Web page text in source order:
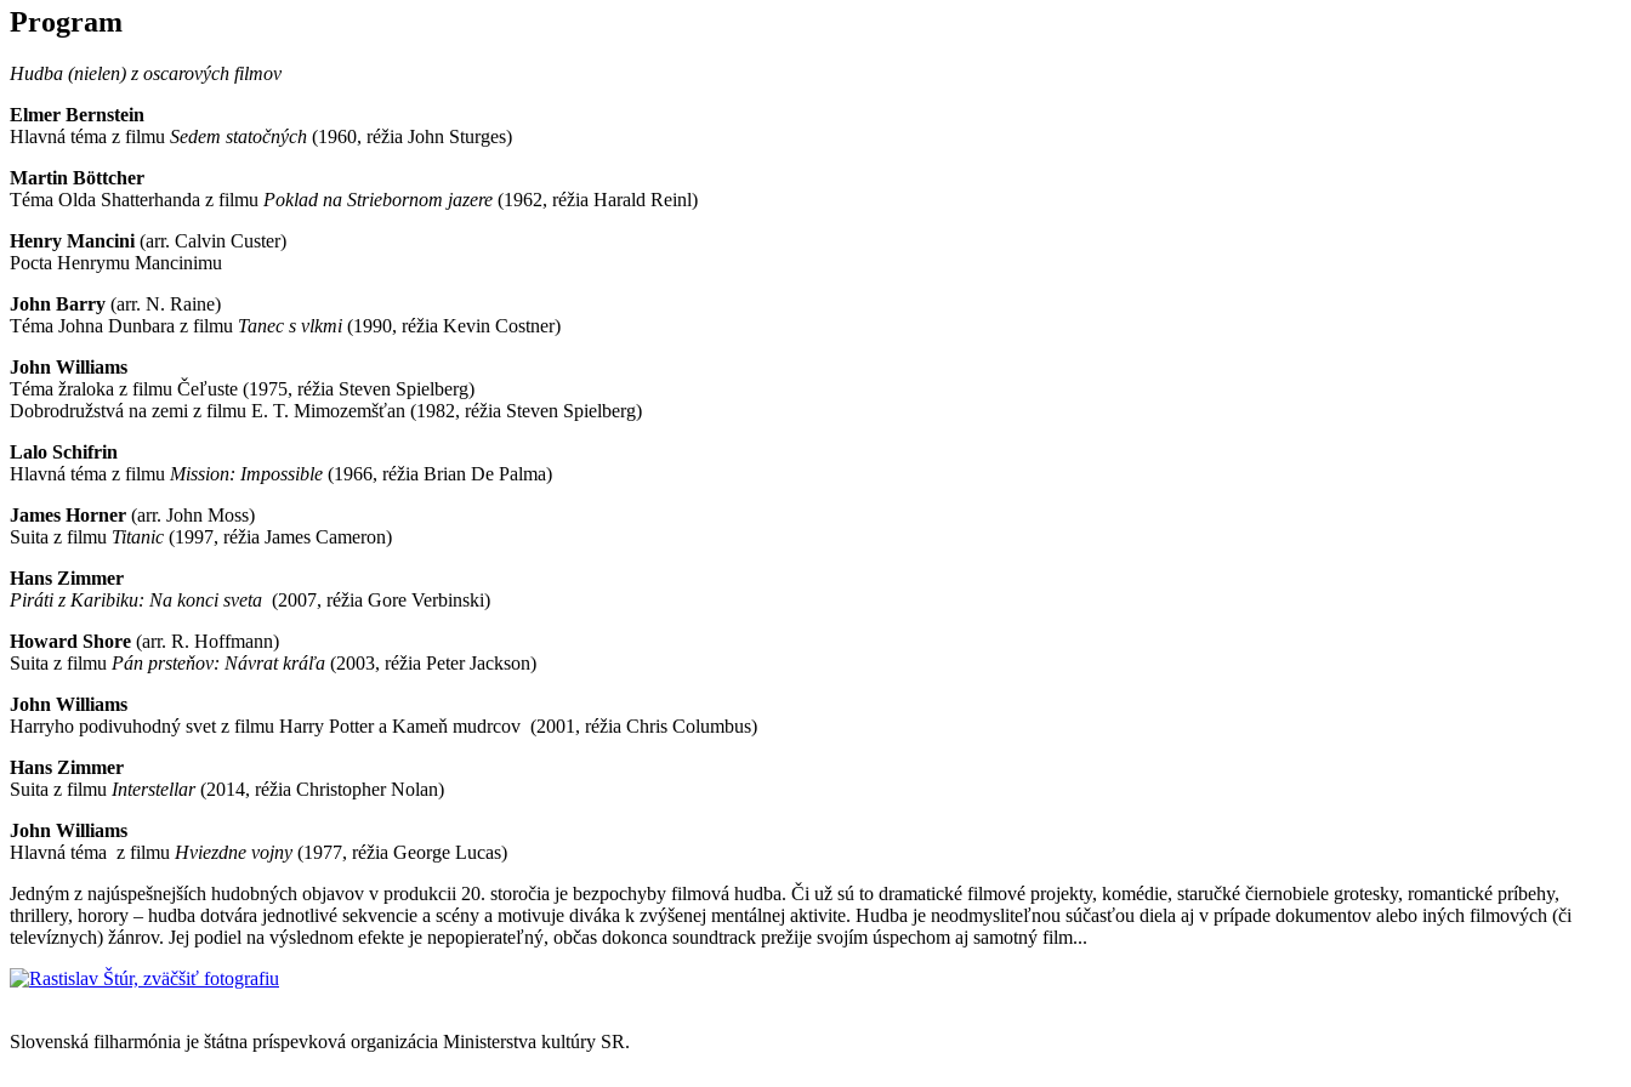
Program
Hudba (nielen) z oscarových filmov
Elmer Bernstein
Hlavná téma z filmu Sedem statočných (1960, réžia John Sturges)
Martin Böttcher
Téma Olda Shatterhanda z filmu Poklad na Striebornom jazere (1962, réžia Harald Reinl)
Henry Mancini (arr. Calvin Custer)
Pocta Henrymu Mancinimu
John Barry (arr. N. Raine)
Téma Johna Dunbara z filmu Tanec s vlkmi (1990, réžia Kevin Costner)
John Williams
Téma žraloka z filmu Čeľuste (1975, réžia Steven Spielberg)
Dobrodružstvá na zemi z filmu E. T. Mimozemšťan (1982, réžia Steven Spielberg)
Lalo Schifrin
Hlavná téma z filmu Mission: Impossible (1966, réžia Brian De Palma)
James Horner (arr. John Moss)
Suita z filmu Titanic (1997, réžia James Cameron)
Hans Zimmer
Piráti z Karibiku: Na konci sveta (2007, réžia Gore Verbinski)
Howard Shore (arr. R. Hoffmann)
Suita z filmu Pán prsteňov: Návrat kráľa (2003, réžia Peter Jackson)
John Williams
Harryho podivuhodný svet z filmu Harry Potter a Kameň mudrcov (2001, réžia Chris Columbus)
Hans Zimmer
Suita z filmu Interstellar(2014, réžia Christopher Nolan)
John Williams
Hlavná téma z filmu Hviezdne vojny (1977, réžia George Lucas)
Jedným z najúspešnejších hudobných objavov v produkcii 20. storočia je bezpochyby filmová hudba. Či už sú to dramatické filmové projekty, komédie, staručké čiernobiele grotesky, romantické príbehy,
thrillery, horory – hudba dotvára jednotlivé sekvencie a scény a motivuje diváka k zvýšenej mentálnej aktivite. Hudba je neodmysliteľnou súčasťou diela aj v prípade dokumentov alebo iných filmových (či
televíznych) žánrov. Jej podiel na výslednom efekte je nepopierateľný, občas dokonca soundtrack prežije svojím úspechom aj samotný film...
Slovenská filharmónia je štátna príspevková organizácia Ministerstva kultúry SR.